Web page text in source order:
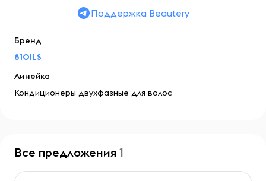
Поддержка Beautery
Бренд
81OILS
Линейка
Кондиционеры двухфазные для волос
Все предложения 1